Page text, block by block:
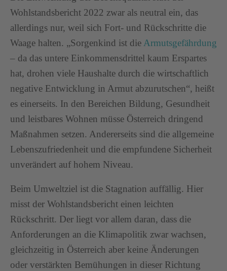
Wohlstandsbericht 2022 zwar als neutral ein, das
allerdings nur, weil sich Fort- und Rückschritte die
Waage halten. „Sorgenkind ist dieArmutsgefährdung
– da das untere Einkommensdrittel kaum Erspartes
hat, drohen viele Haushalte durch die wirtschaftlich
negative Entwicklung in Armut abzurutschen“, heißt
es einerseits. In den Bereichen Bildung, Gesundheit
und leistbares Wohnen müsse Österreich dringend
Maßnahmen setzen. Andererseits sind die allgemeine
Lebenszufriedenheit und die empfundene Sicherheit
unverändert auf hohem Niveau.
Beim Umweltziel ist die Stagnation auffällig. Hier
misst der Wohlstandsbericht einen leichten
Rückschritt. Der liegt vor allem daran, dass die
Anforderungen an die Klimapolitik zwar wachsen,
gleichzeitig in Österreich aber keine Änderungen
oder verstärkten Bemühungen in dieser Richtung